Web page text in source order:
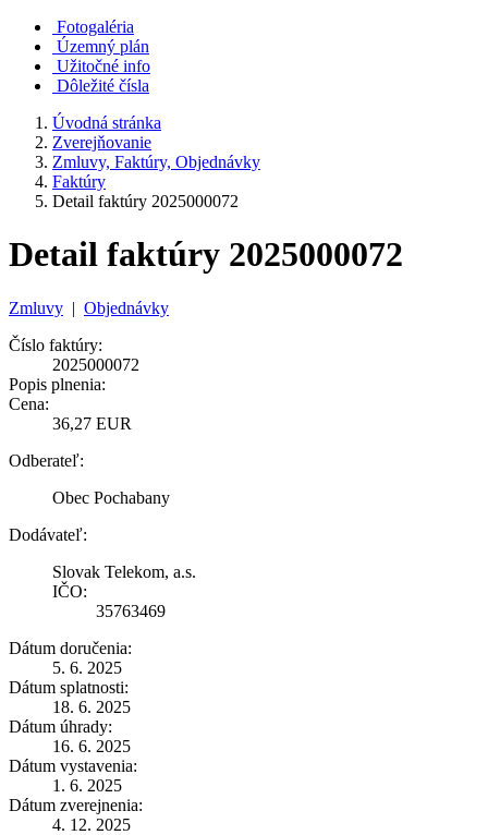
Fotogaléria
Územný plán
Užitočné info
Dôležité čísla
Úvodná stránka
Zverejňovanie
Zmluvy, Faktúry, Objednávky
Faktúry
Detail faktúry 2025000072
Detail faktúry 2025000072
Zmluvy | Objednávky
Číslo faktúry:
2025000072
Popis plnenia:
Cena:
36,27 EUR
Odberateľ:
Obec Pochabany
Dodávateľ:
Slovak Telekom, a.s.
IČO:
35763469
Dátum doručenia:
5. 6. 2025
Dátum splatnosti:
18. 6. 2025
Dátum úhrady:
16. 6. 2025
Dátum vystavenia:
1. 6. 2025
Dátum zverejnenia:
4. 12. 2025